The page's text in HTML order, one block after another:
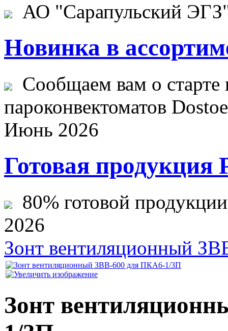
АО "Сарапульский
Новинка в
Сообщаем вам о старте
пароконвектоматов
Июнь 2026
Готовая продукция
80% готовой
2026
Зонт вентиляционный
Зонт